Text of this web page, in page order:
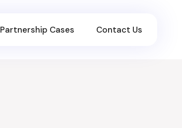
Partnership Cases Contact Us